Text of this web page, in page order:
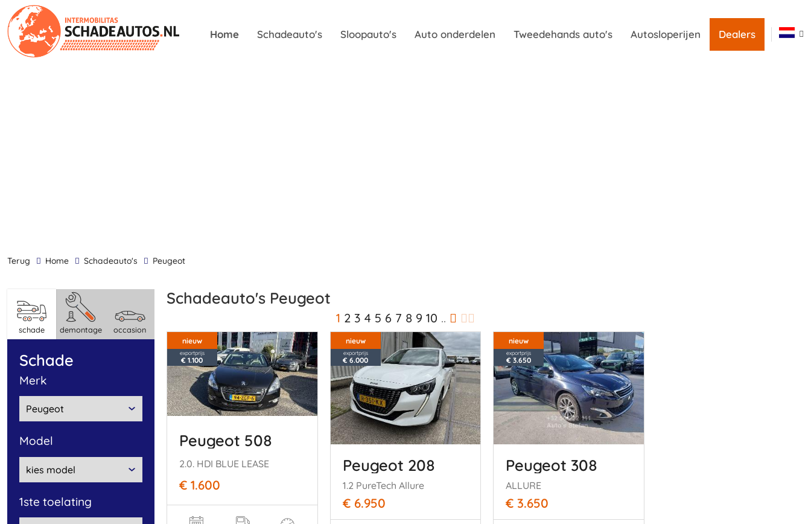
Home Schadeauto's Sloopauto's Auto onderdelen Tweedehands auto's Autosloperijen Dealers
terug Home Schadeauto's Peugeot
schade demontage occasion
schade
merk
model
1ste toelating
Schadeauto's Peugeot
1 2 3 4 5 6 7 8 9 10 ..
nieuw
exportprijs
€ 1.100
Peugeot 508
2.0. HDI BLUE LEASE
€ 1.600
nieuw
exportprijs
€ 6.000
Peugeot 208
1.2 PureTech Allure
€ 6.950
nieuw
exportprijs
€ 3.650
Peugeot 308
ALLURE
€ 3.650